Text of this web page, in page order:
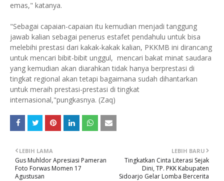
emas," katanya.
"Sebagai capaian-capaian itu kemudian menjadi tanggung
jawab kalian sebagai penerus estafet pendahulu untuk bisa
melebihi prestasi dari kakak-kakak kalian, PKKMB ini dirancang
untuk mencari bibit-bibit unggul, mencari bakat minat saudara
yang kemudian akan diarahkan tidak hanya berprestasi di
tingkat regional akan tetapi bagaimana sudah dihantarkan
untuk meraih prestasi-prestasi di tingkat
internasional,"pungkasnya. (Zaq)
LEBIH BARU
Tingkatkan Cinta Literasi Sejak
Dini, TP. PKK Kabupaten
Sidoarjo Gelar Lomba Bercerita
LEBIH LAMA
Gus Muhldor Apresiasi Pameran
Foto Forwas Momen 17
Agustusan